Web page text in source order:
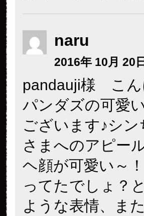
naru
2016年 10月 20日
pandauji様 こん
パンダズの可愛
ございます♪シ
さまへのアピー
ヘ顔が可愛い～
ってたでしょ？
ような表情、ま